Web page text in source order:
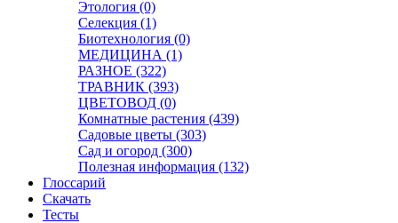
Этология (0)
Селекция (1)
Биотехнология (0)
МЕДИЦИНА (1)
РАЗНОЕ (322)
ТРАВНИК (393)
ЦВЕТОВОД (0)
Комнатные растения (439)
Садовые цветы (303)
Сад и огород (300)
Полезная информация (132)
Глоссарий
Скачать
Тесты